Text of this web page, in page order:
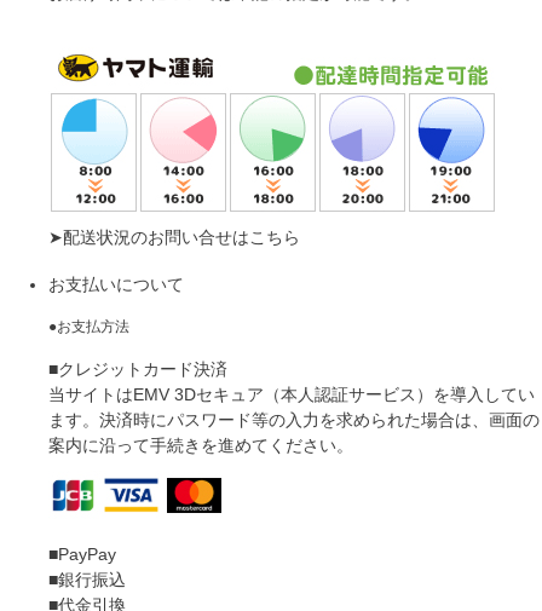
➤配送状況のお問い合せはこちら
お支払いについて
●お支払方法
■クレジットカード決済
当サイトはEMV 3Dセキュア（本人認証サービス）を導入してい
ます。決済時にパスワード等の入力を求められた場合は、画面の
案内に沿って手続きを進めてください。
■PayPay
■銀行振込
■代金引換